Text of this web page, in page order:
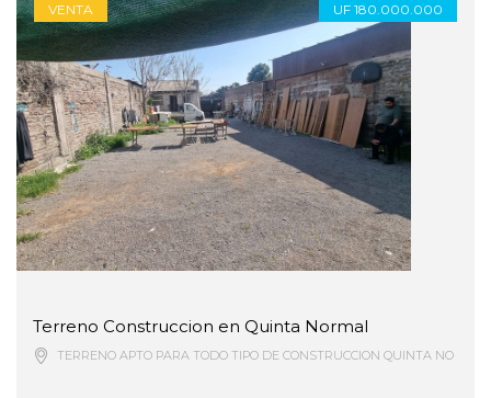
VENTA UF 180.000.000
Terreno Construccion en Quinta Normal
TERRENO APTO PARA TODO TIPO DE CONSTRUCCION QUINTA NORMAL